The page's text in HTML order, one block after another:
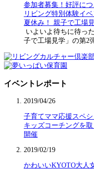
参加者募集！好評に
リビング特別体験イベ
夏休み！ 親子で工場
いよいよ待ちに待っ
子で工場見学」の第2
イベントレポート
2019/04/26
子育てママ応援スペ
キッズコーチングを
開催
2019/02/19
かわいいKYOTO大人